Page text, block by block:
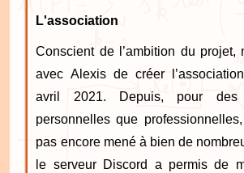
L'association
Conscient de l’ambition du projet,
avec Alexis de créer
avril 2021. Depuis, pour des
personnelles que
pas encore mené à bien de
le serveur Discord a permis de